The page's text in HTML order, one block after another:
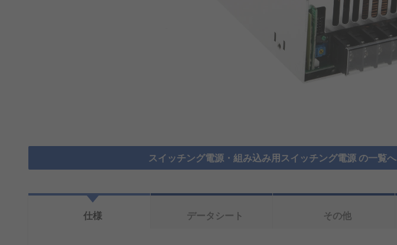
スイッチング電源・組み込み用スイッチング電源 の一覧へ
仕様 データシート その他